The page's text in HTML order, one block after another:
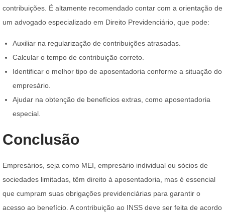
contribuições. É altamente recomendado contar com a orientação de
um advogado especializado em Direito Previdenciário, que pode:
Auxiliar na regularização de contribuições atrasadas.
Calcular o tempo de contribuição correto.
Identificar o melhor tipo de aposentadoria conforme a situação do
empresário.
Ajudar na obtenção de benefícios extras, como aposentadoria
especial.
Conclusão
Empresários, seja como MEI, empresário individual ou sócios de
sociedades limitadas, têm direito à aposentadoria, mas é essencial
que cumpram suas obrigações previdenciárias para garantir o
acesso ao benefício. A contribuição ao INSS deve ser feita de acordo